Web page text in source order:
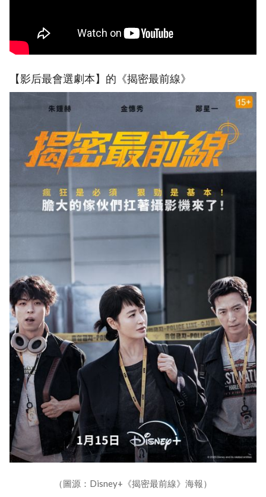
【影后最會選劇本】的《揭密最前線》
（圖源：Disney+《揭密最前線》海報）